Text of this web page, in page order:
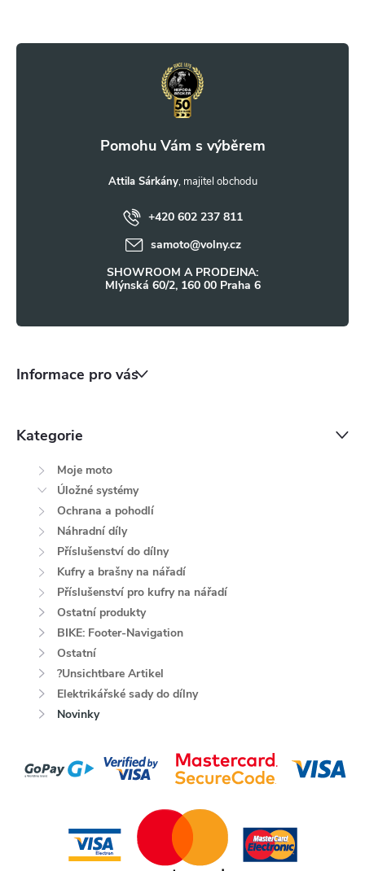
Attila Sárkány
+420 602 237 811
samoto@volny.cz
SHOWROOM A PRODEJNA:
Mlýnská 60/2, 160 00 Praha 6
Informace pro vás
Kategorie
Moje moto
Úložné systémy
Ochrana a pohodlí
Náhradní díly
Příslušenství do dílny
Kufry a brašny na nářadí
Příslušenství pro kufry na nářadí
Ostatní produkty
BIKE: Footer-Navigation
Ostatní
?Unsichtbare Artikel
Elektrikářské sady do dílny
Novinky